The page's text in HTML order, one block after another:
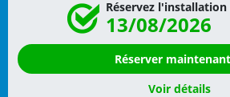
Réservez
13/08/2026
Réserver maintenant
Voir détails